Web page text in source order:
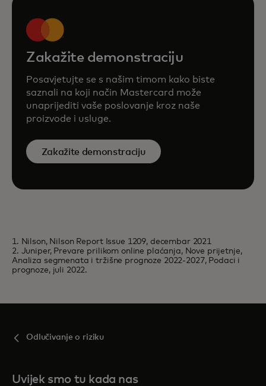
Zakažite demonstraciju
Posavjetujte se s našim timom kako biste
saznali na koji način Mastercard može
unaprijediti vaše poslovanje kroz naše
proizvode i usluge.
Zakažite demonstraciju
1. Nilson, Nilson Report Issue 1209, decembar 2021
2. Juniper, Prevare prilikom online plaćanja, Nove prijetnje,
Analiza segmenata i tržišne prognoze 2022-2027, Podaci i
prognoze, juli 2022.
Odlučivanje o riziku
Uvijek smo tu kada nas